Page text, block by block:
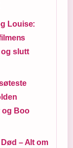
Louise:
og slutt
og Boo
– Alt om